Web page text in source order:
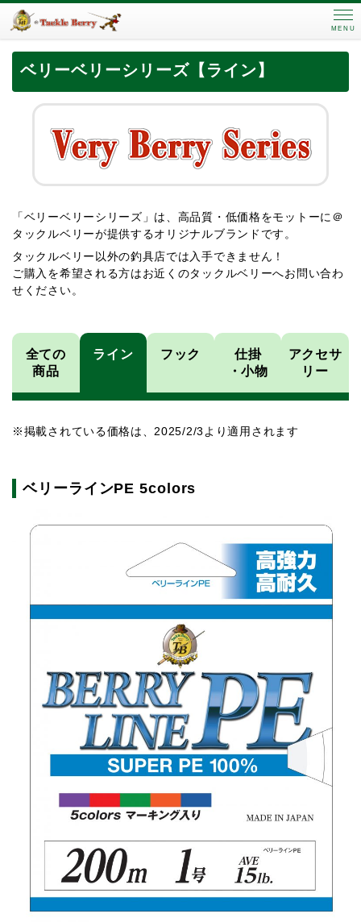
MENU
ベリーベリーシリーズ【ライン】
「ベリーベリーシリーズ」は、高品質・低価格をモットーに＠
タックルベリーが提供するオリジナルブランドです。
タックルベリー以外の釣具店では入手できません！
ご購入を希望される方はお近くのタックルベリーへお問い合わ
せください。
全ての
商品
ライン フック
仕掛
・小物
アクセサ
リー
※掲載されている価格は、2025/2/3より適用されます
ベリーラインPE 5colors